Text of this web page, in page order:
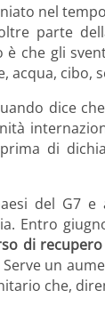
nel
parte
che gli
acqua, cibo,
dice
di
del G7 e
Entro
di
un
che,